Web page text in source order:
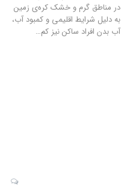
در مناطق گرم و خشک کره‌ی زمین
به دلیل شرایط اقلیمی و کمبود آب،
آب بدن افراد ساکن نیز کم…